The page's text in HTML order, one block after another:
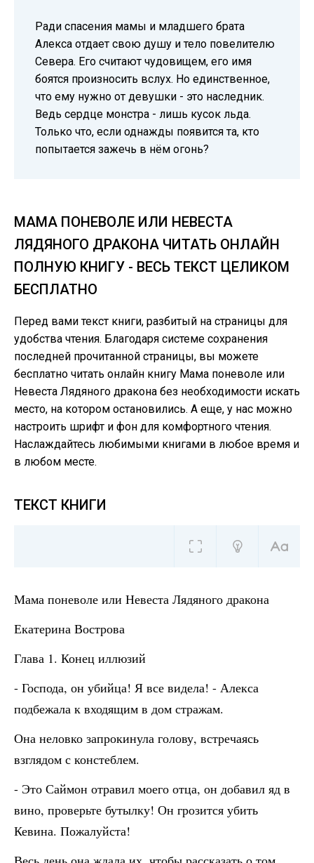
Ради спасения мамы и младшего брата
Алекса отдает свою душу и тело повелителю
Севера. Его считают чудовищем, его имя
боятся произносить вслух. Но единственное,
что ему нужно от девушки - это наследник.
Ведь сердце монстра - лишь кусок льда.
Только что, если однажды появится та, кто
попытается зажечь в нём огонь?
МАМА ПОНЕВОЛЕ ИЛИ НЕВЕСТА
ЛЯДЯНОГО ДРАКОНА ЧИТАТЬ ОНЛАЙН
ПОЛНУЮ КНИГУ - ВЕСЬ ТЕКСТ ЦЕЛИКОМ
БЕСПЛАТНО
Перед вами текст книги, разбитый на страницы для
удобства чтения. Благодаря системе сохранения
последней прочитанной страницы, вы можете
бесплатно читать онлайн книгу Мама поневоле или
Невеста Лядяного дракона без необходимости искать
место, на котором остановились. А еще, у нас можно
настроить шрифт и фон для комфортного чтения.
Наслаждайтесь любимыми книгами в любое время и
в любом месте.
ТЕКСТ КНИГИ
Мама поневоле или Невеста Лядяного дракона
Екатерина Вострова
Глава 1. Конец иллюзий
- Господа, он убийца! Я все видела! - Алекса
подбежала к входящим в дом стражам.
Она неловко запрокинула голову, встречаясь
взглядом с констеблем.
- Это Саймон отравил моего отца, он добавил яд в
вино, проверьте бутылку! Он грозится убить
Кевина. Пожалуйста!